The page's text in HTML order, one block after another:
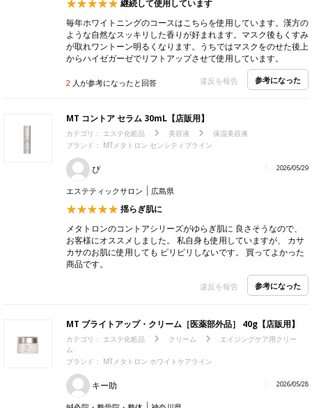
継続して使用しています
毎年ホワイトニングのコースはこちらを使用しています。漢方の
ような自然なスッキリした香りが好まれます。マスク後もくすみ
が取れワントーン明るくなります。うちではマスクをのせた後上
からハイゼガーゼでリフトアップさせて使用しています。
2 人が参考になったと回答 違反を報告 参考になった
MT コントア セラム 30mL【店販用】
カテゴリ： エステ化粧品 美容液
保湿美容液
ブランド： MTメタトロン センシティブライン
ぴ 2026/05/29
エステティックサロン 広島県
揺らぎ肌に
メタトロンのコントアシリーズがゆらぎ肌に 良さそうなので、
お客様にオススメしました。 私自身も使用していますが、 カサ
カサのお肌に使用しても ピリピリしないです。 買ってよかった
商品です。
違反を報告 参考になった
MT ブライトアップ・クリーム［医薬部外品］ 40g【店販用】
カテゴリ： エステ化粧品 クリーム
エイジングケア用クリー
ム
ブランド： MTメタトロン ホワイトケアライン
キー助 2026/05/28